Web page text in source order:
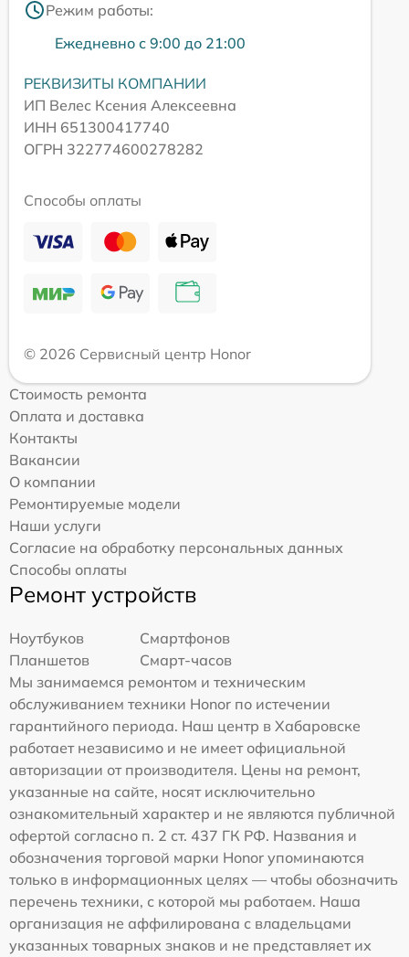
Режим работы:
Ежедневно с 9:00 до 21:00
РЕКВИЗИТЫ КОМПАНИИ
ИП Велес Ксения Алексеевна
ИНН 651300417740
ОГРН 322774600278282
Способы оплаты
© 2026 Сервисный центр Honor
Стоимость ремонта
Оплата и доставка
Контакты
Вакансии
О компании
Ремонтируемые модели
Наши услуги
Согласие на обработку персональных данных
Способы оплаты
Ремонт устройств
Ноутбуков
Смартфонов
Планшетов
Смарт-часов
Мы занимаемся ремонтом и техническим
обслуживанием техники Honor по истечении
гарантийного периода. Наш центр в Хабаровске
работает независимо и не имеет официальной
авторизации от производителя. Цены на ремонт,
указанные на сайте, носят исключительно
ознакомительный характер и не являются публичной
офертой согласно п. 2 ст. 437 ГК РФ. Названия и
обозначения торговой марки Honor упоминаются
только в информационных целях — чтобы обозначить
перечень техники, с которой мы работаем. Наша
организация не аффилирована с владельцами
указанных товарных знаков и не представляет их